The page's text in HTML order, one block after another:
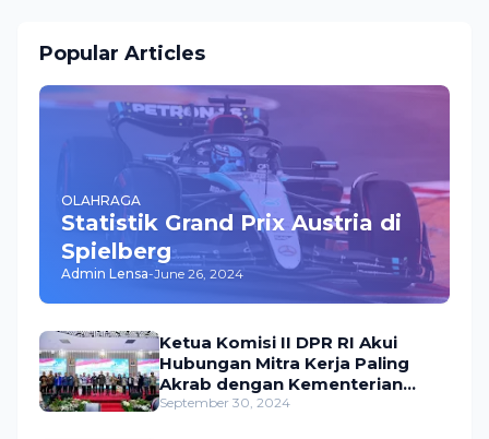
Popular Articles
OLAHRAGA
Statistik Grand Prix Austria di
Spielberg
Admin Lensa-June 26, 2024
Ketua Komisi II DPR RI Akui
Hubungan Mitra Kerja Paling
Akrab dengan Kementerian
ATR/BPN
September 30, 2024